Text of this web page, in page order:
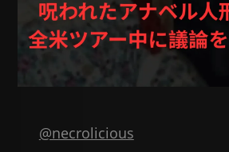
@necrolicious